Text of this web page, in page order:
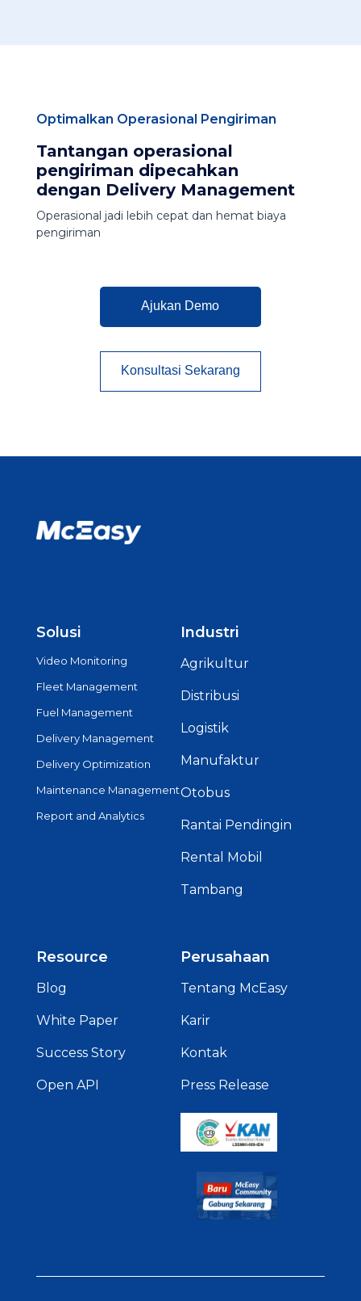
Optimalkan Operasional Pengiriman
Tantangan operasional
pengiriman dipecahkan
dengan Delivery Management
Operasional jadi lebih cepat dan hemat biaya
pengiriman
Ajukan Demo
Konsultasi Sekarang
Solusi
Video Monitoring
Fleet Management
Fuel Management
Delivery Management
Delivery Optimization
Maintenance Management
Report and Analytics
Industri
Agrikultur
Distribusi
Logistik
Manufaktur
Otobus
Rantai Pendingin
Rental Mobil
Tambang
Resource
Blog
White Paper
Success Story
Open API
Perusahaan
Tentang McEasy
Karir
Kontak
Press Release